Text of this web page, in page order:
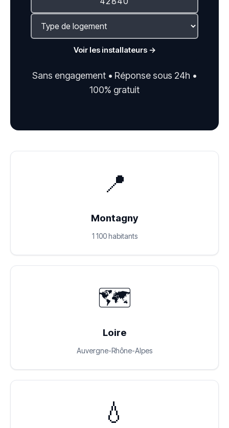
Voir les installateurs →
Sans engagement • Réponse sous 24h •
100% gratuit
📍
Montagny
1 100 habitants
🗺️
Loire
Auvergne-Rhône-Alpes
💧